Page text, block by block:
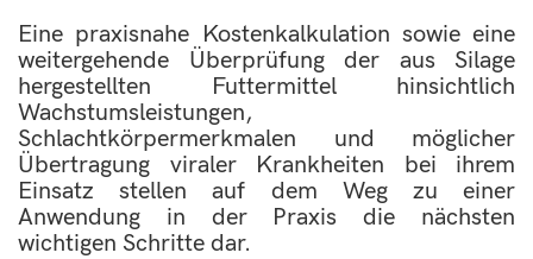
Eine praxisnahe Kostenkalkulation sowie eine
weitergehende Überprüfung der aus Silage
hergestellten Futtermittel hinsichtlich
Wachstumsleistungen,
Schlachtkörpermerkmalen und möglicher
Übertragung viraler Krankheiten bei ihrem
Einsatz stellen auf dem Weg zu einer
Anwendung in der Praxis die nächsten
wichtigen Schritte dar.